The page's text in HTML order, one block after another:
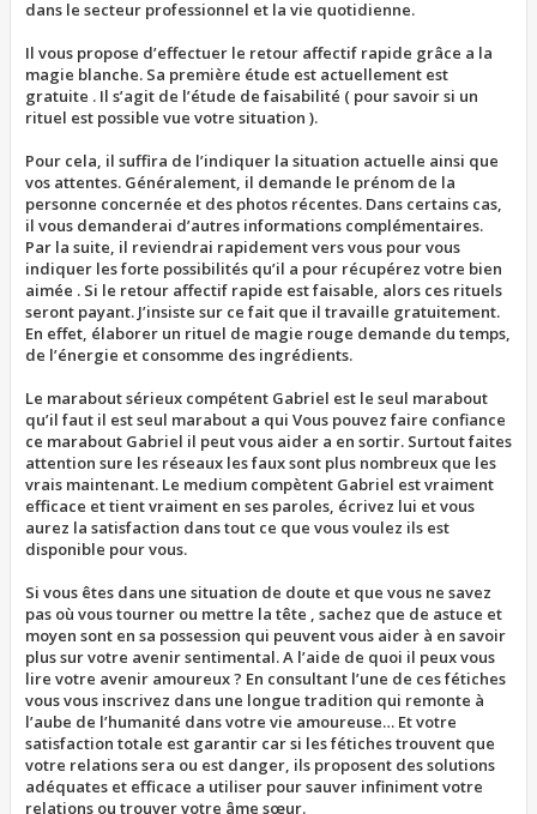
dans le secteur professionnel et la vie quotidienne.
Il vous propose d’effectuer le retour affectif rapide grâce a la
magie blanche. Sa première étude est actuellement est
gratuite . Il s’agit de l’étude de faisabilité ( pour savoir si un
rituel est possible vue votre situation ).
Pour cela, il suffira de l’indiquer la situation actuelle ainsi que
vos attentes. Généralement, il demande le prénom de la
personne concernée et des photos récentes. Dans certains cas,
il vous demanderai d’autres informations complémentaires.
Par la suite, il reviendrai rapidement vers vous pour vous
indiquer les forte possibilités qu’il a pour récupérez votre bien
aimée . Si le retour affectif rapide est faisable, alors ces rituels
seront payant. J’insiste sur ce fait que il travaille gratuitement.
En effet, élaborer un rituel de magie rouge demande du temps,
de l’énergie et consomme des ingrédients.
Le marabout sérieux compétent Gabriel est le seul marabout
qu’il faut il est seul marabout a qui Vous pouvez faire confiance
ce marabout Gabriel il peut vous aider a en sortir. Surtout faites
attention sure les réseaux les faux sont plus nombreux que les
vrais maintenant. Le medium compètent Gabriel est vraiment
efficace et tient vraiment en ses paroles, écrivez lui et vous
aurez la satisfaction dans tout ce que vous voulez ils est
disponible pour vous.
Si vous êtes dans une situation de doute et que vous ne savez
pas où vous tourner ou mettre la tête , sachez que de astuce et
moyen sont en sa possession qui peuvent vous aider à en savoir
plus sur votre avenir sentimental. A l’aide de quoi il peux vous
lire votre avenir amoureux ? En consultant l’une de ces fétiches
vous vous inscrivez dans une longue tradition qui remonte à
l’aube de l’humanité dans votre vie amoureuse… Et votre
satisfaction totale est garantir car si les fétiches trouvent que
votre relations sera ou est danger, ils proposent des solutions
adéquates et efficace a utiliser pour sauver infiniment votre
relations ou trouver votre âme sœur.